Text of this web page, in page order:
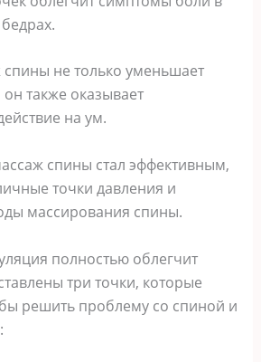
не только уменьшает
также оказывает
на ум.
спины стал эффективным,
точки давления и
массирования спины.
полностью облегчит
три точки, которые
решить проблему со спиной и